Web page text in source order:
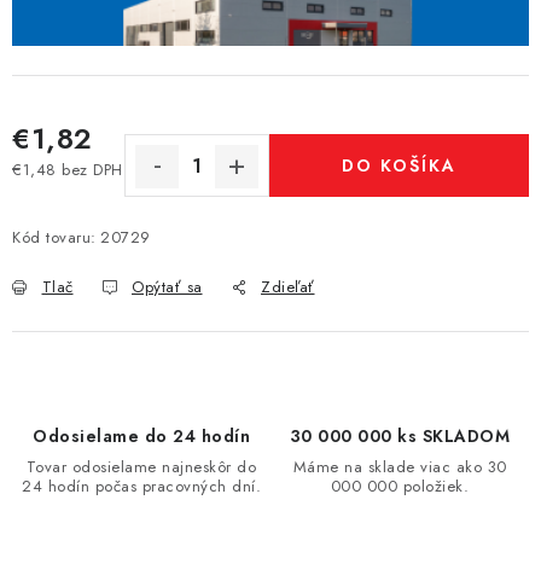
€1,82
€1,48 bez DPH
Jednotková cena:
DO KOŠÍKA
Kód tovaru: 20729
Tlač Opýtať sa Zdieľať
Odosielame do 24 hodín
Tovar odosielame najneskôr do
24 hodín počas pracovných dní.
30 000 000 ks SKLADOM
Máme na sklade viac ako 30
000 000 položiek.